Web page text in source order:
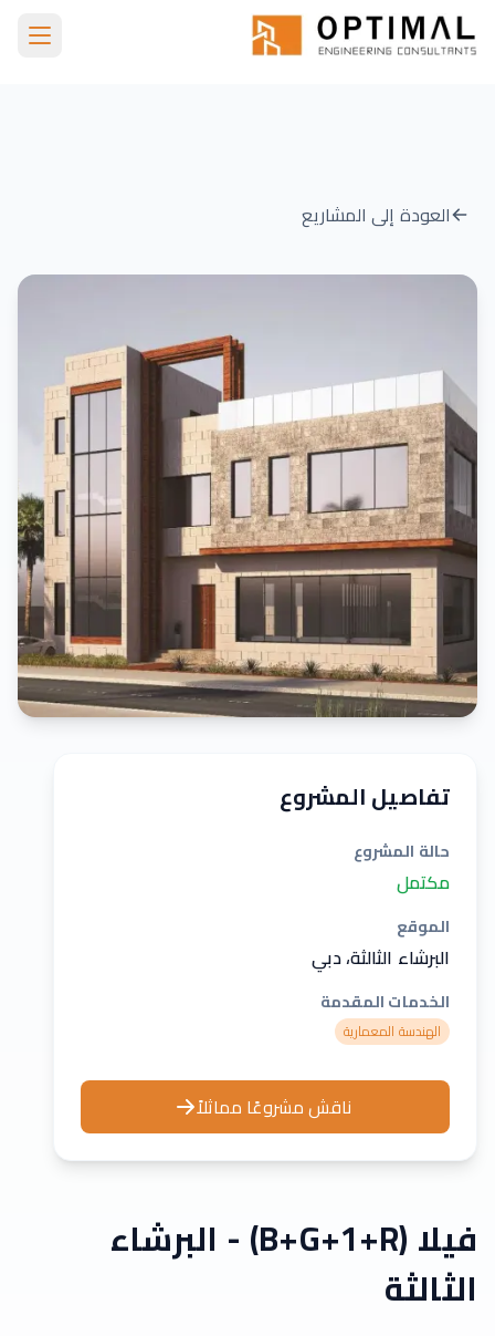
Skip to main content
الرئيسية مشاريعنا Barsha Third Villa
العودة إلى المشاريع
تفاصيل المشروع
حالة المشروع
مكتمل
الموقع
البرشاء الثالثة، دبي
الخدمات المقدمة
الهندسة المعمارية
ناقش مشروعًا مماثلاً
فيلا (B+G+1+R) - البرشاء
الثالثة